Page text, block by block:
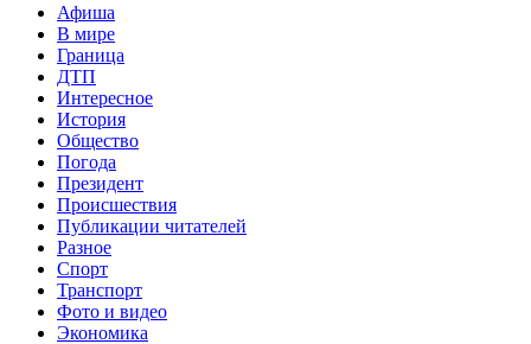
Афиша
В мире
Граница
ДТП
Интересное
История
Общество
Погода
Президент
Происшествия
Публикации читателей
Разное
Спорт
Транспорт
Фото и видео
Экономика